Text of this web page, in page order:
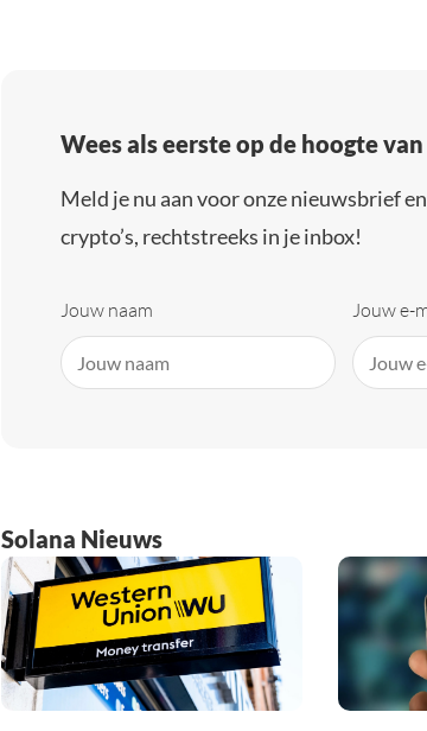
Wees als eerste op de hoogte
Meld je nu aan voor onze nieuwsbrief
crypto’s, rechtstreeks in je inbox!
Jouw naam Jouw e-
Solana Nieuws